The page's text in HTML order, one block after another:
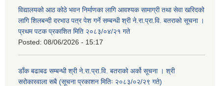
विद्यालयको आठ कोठे भवन निर्माणका लागि आवश्यक सामाग्री तथा सेवा खरिदको
लागि शिलबन्दी दरभाउ पत्र पेश गर्ने सम्बन्धी श्री ने.रा.प्रा.वि. बतराको सूचना ।
प्रथम पटक प्रकाशित मिति २०८३/०४/२१ गते
Posted: 08/06/2026 - 15:17
डाँक बढाबढ सम्बन्धी श्री ने.रा.प्रा.वि. बतराको अर्को सूचना । श्री
सरोकारवाला सबै (सूचना प्रकाशन मितिः २०८३/०२/२९ गते)